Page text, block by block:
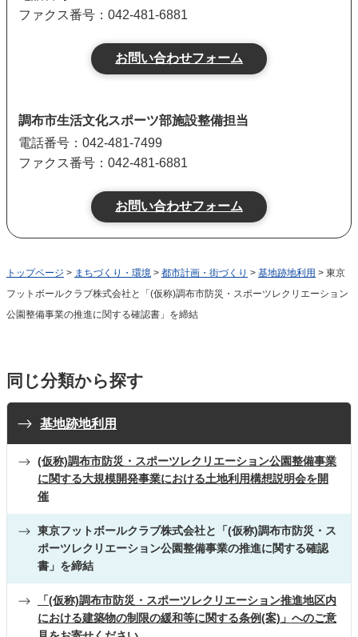
ファクス番号：042-481-6881
調布市生活文化スポーツ部施設整備担当
電話番号：042-481-7499
ファクス番号：042-481-6881
トップページ > まちづくり・環境 > 都市計画・街づくり > 基地跡地利用 > 東京
フットボールクラブ株式会社と「(仮称)調布市防災・スポーツレクリエーション
公園整備事業の推進に関する確認書」を締結
同じ分類から探す
基地跡地利用
(仮称)調布市防災・スポーツレクリエーション公園整備事業
に関する大規模開発事業における土地利用構想説明会を開
催
東京フットボールクラブ株式会社と「(仮称)調布市防災・ス
ポーツレクリエーション公園整備事業の推進に関する確認
書」を締結
「(仮称)調布市防災・スポーツレクリエーション推進地区内
における建築物の制限の緩和等に関する条例(案)」へのご意